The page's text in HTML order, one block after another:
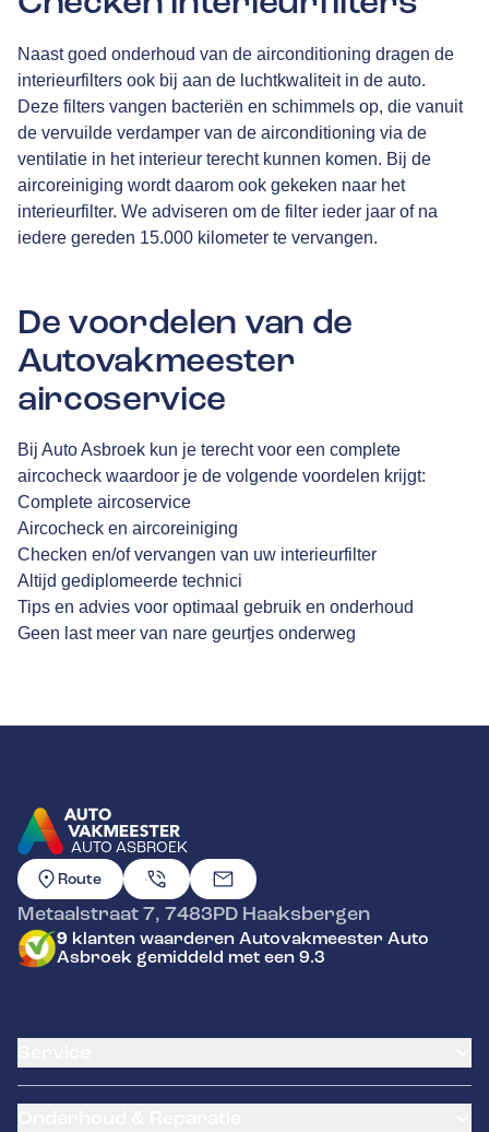
Naast goed onderhoud van de airconditioning dragen de
interieurfilters ook bij aan de luchtkwaliteit in de auto.
Deze filters vangen bacteriën en schimmels op, die vanuit
de vervuilde verdamper van de airconditioning via de
ventilatie in het interieur terecht kunnen komen. Bij de
aircoreiniging wordt daarom ook gekeken naar het
interieurfilter. We adviseren om de filter ieder jaar of na
iedere gereden 15.000 kilometer te vervangen.
De voordelen van de
Autovakmeester
aircoservice
Bij Auto Asbroek kun je terecht voor een complete
aircocheck waardoor je de volgende voordelen krijgt:
Complete aircoservice
Aircocheck en aircoreiniging
Checken en/of vervangen van uw interieurfilter
Altijd gediplomeerde technici
Tips en advies voor optimaal gebruik en onderhoud
Geen last meer van nare geurtjes onderweg
AUTO ASBROEK
GA NAAR DE HOMEPAGINA
Route
Metaalstraat 7, 7483PD Haaksbergen
9 klanten waarderen Autovakmeester Auto
Asbroek gemiddeld met een 9.3